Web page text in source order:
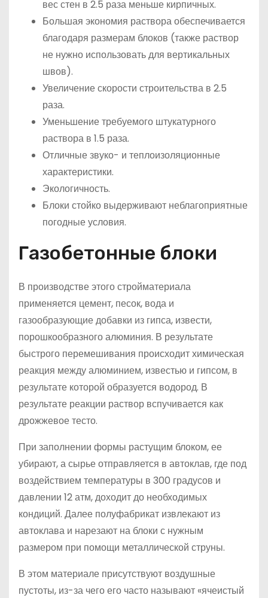
вес стен в 2.5 раза меньше кирпичных.
Большая экономия раствора обеспечивается
благодаря размерам блоков (также раствор
не нужно использовать для вертикальных
швов).
Увеличение скорости строительства в 2.5
раза.
Уменьшение требуемого штукатурного
раствора в 1.5 раза.
Отличные звуко- и теплоизоляционные
характеристики.
Экологичность.
Блоки стойко выдерживают неблагоприятные
погодные условия.
Газобетонные блоки
В производстве этого стройматериала
применяется цемент, песок, вода и
газообразующие добавки из гипса, извести,
порошкообразного алюминия. В результате
быстрого перемешивания происходит химическая
реакция между алюминием, известью и гипсом, в
результате которой образуется водород. В
результате реакции раствор вспучивается как
дрожжевое тесто.
При заполнении формы растущим блоком, ее
убирают, а сырье отправляется в автоклав, где под
воздействием температуры в 300 градусов и
давлении 12 атм, доходит до необходимых
кондиций. Далее полуфабрикат извлекают из
автоклава и нарезают на блоки с нужным
размером при помощи металлической струны.
В этом материале присутствуют воздушные
пустоты, из-за чего его часто называют «ячеистый